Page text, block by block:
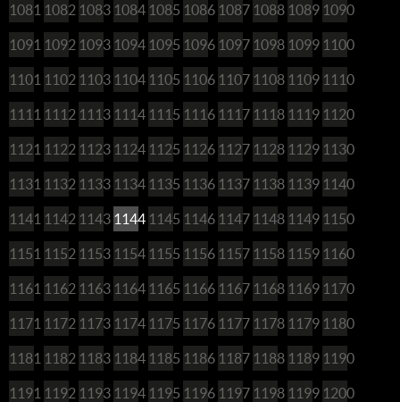
1081 1082 1083 1084 1085 1086 1087 1088 1089 1090
1091 1092 1093 1094 1095 1096 1097 1098 1099 1100
1101 1102 1103 1104 1105 1106 1107 1108 1109 1110
1111 1112 1113 1114 1115 1116 1117 1118 1119 1120
1121 1122 1123 1124 1125 1126 1127 1128 1129 1130
1131 1132 1133 1134 1135 1136 1137 1138 1139 1140
1141 1142 1143 1144 1145 1146 1147 1148 1149 1150
1151 1152 1153 1154 1155 1156 1157 1158 1159 1160
1161 1162 1163 1164 1165 1166 1167 1168 1169 1170
1171 1172 1173 1174 1175 1176 1177 1178 1179 1180
1181 1182 1183 1184 1185 1186 1187 1188 1189 1190
1191 1192 1193 1194 1195 1196 1197 1198 1199 1200